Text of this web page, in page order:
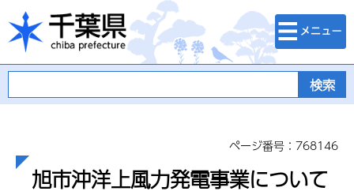
千葉県
検索・メニュ
ー
ページ番号：768146
旭市沖洋上風力発電事業について